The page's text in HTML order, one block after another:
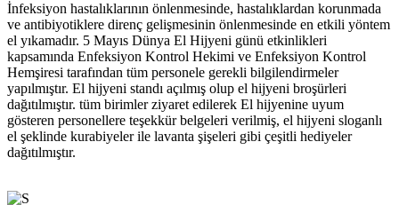
İnfeksiyon hastalıklarının önlenmesinde, hastalıklardan korunmada
ve antibiyotiklere direnç gelişmesinin önlenmesinde en etkili yöntem
el yıkamadır. 5 Mayıs Dünya El Hijyeni günü etkinlikleri
kapsamında Enfeksiyon Kontrol Hekimi ve Enfeksiyon Kontrol
Hemşiresi tarafından tüm personele gerekli bilgilendirmeler
yapılmıştır. El hijyeni standı açılmış olup el hijyeni broşürleri
dağıtılmıştır. tüm birimler ziyaret edilerek El hijyenine uyum
gösteren personellere teşekkür belgeleri verilmiş, el hijyeni sloganlı
el şeklinde kurabiyeler ile lavanta şişeleri gibi çeşitli hediyeler
dağıtılmıştır.